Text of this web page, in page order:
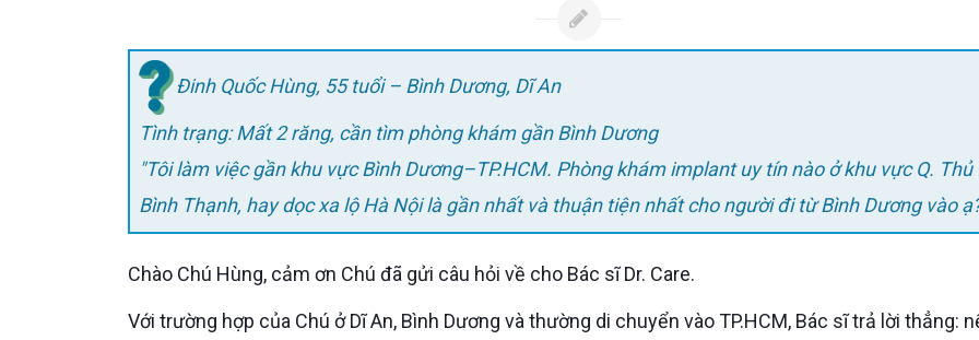
Đinh Quốc Hùng, 55 tuổi – Bình Dương, Dĩ An
Tình trạng: Mất 2 răng, cần tìm phòng khám gần Bình Dương
"Tôi làm việc gần khu vực Bình Dương–TP.HCM. Phòng khám implant uy tín nào ở khu vực Q. Thủ Đức,
Bình Thạnh, hay dọc xa lộ Hà Nội là gần nhất và thuận tiện nhất cho người đi từ Bình Dương vào
Chào Chú Hùng, cảm ơn Chú đã gửi câu hỏi về cho Bác sĩ Dr. Care.
Với trường hợp của Chú ở Dĩ An, Bình Dương và thường di chuyển vào TP.HCM, Bác sĩ trả lời thẳng: nếu xét